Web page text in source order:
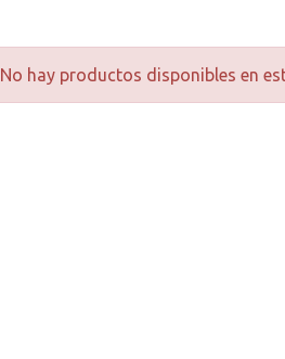
No hay productos disponibles en